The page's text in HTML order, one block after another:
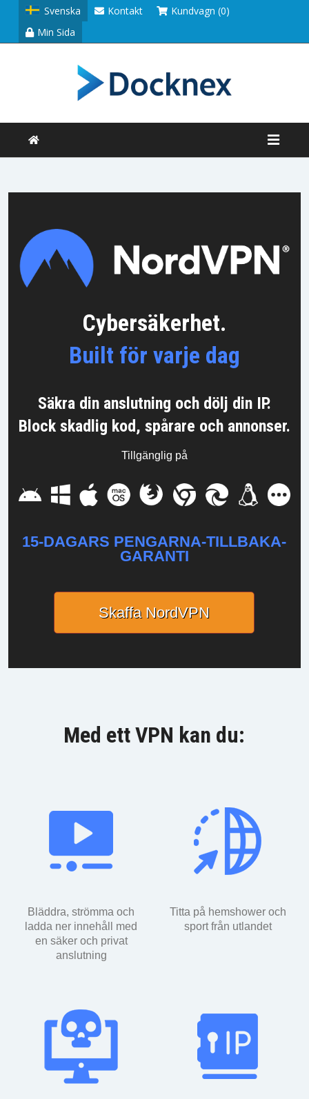
Svenska Kontakt
Kundvagn (0)
Min Sida
Cybersäkerhet.
Built för varje dag
Säkra din anslutning och dölj din IP.
Block skadlig kod, spårare och annonser.
Tillgänglig på
15-DAGARS PENGARNA-TILLBAKA-
GARANTI
Skaffa NordVPN
Med ett VPN kan du:
Bläddra, strömma och
ladda ner innehåll med
en säker och privat
anslutning
Titta på hemshower och
sport från utlandet